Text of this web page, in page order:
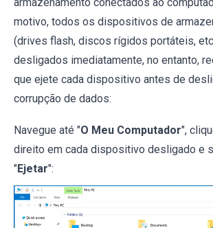
motivo, todos os dispositivos de
(drives flash, discos rígidos portáteis,
desligados imediatamente, no entanto,
que ejete cada dispositivo antes de
corrupção de dados:
Navegue até "O Meu Computador",
direito em cada dispositivo desligado e
"Ejetar":